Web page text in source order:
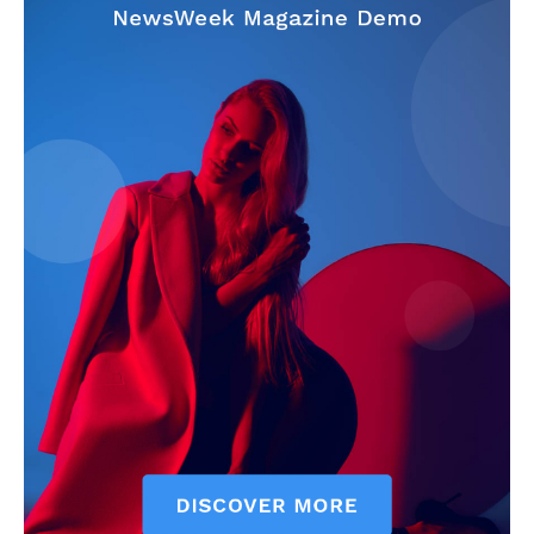
szubjektív élményportál
ELŐFIZETÉS
Hasznos
bSZ fiók